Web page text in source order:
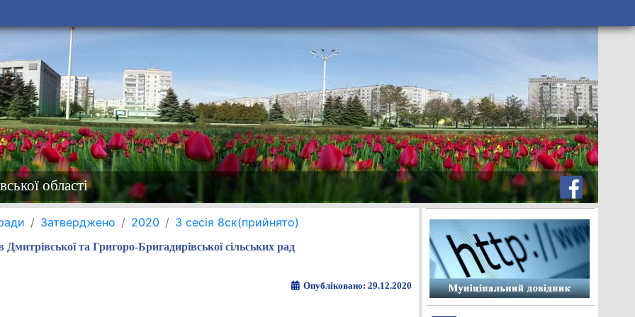
області
Затверджено 2020 3 сесія 8ск(прийнято)
та Григоро-Бригадирівської сільських рад
Опубліковано: 29.12.2020